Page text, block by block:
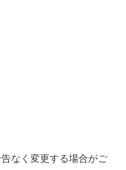
なく変更する場合がご